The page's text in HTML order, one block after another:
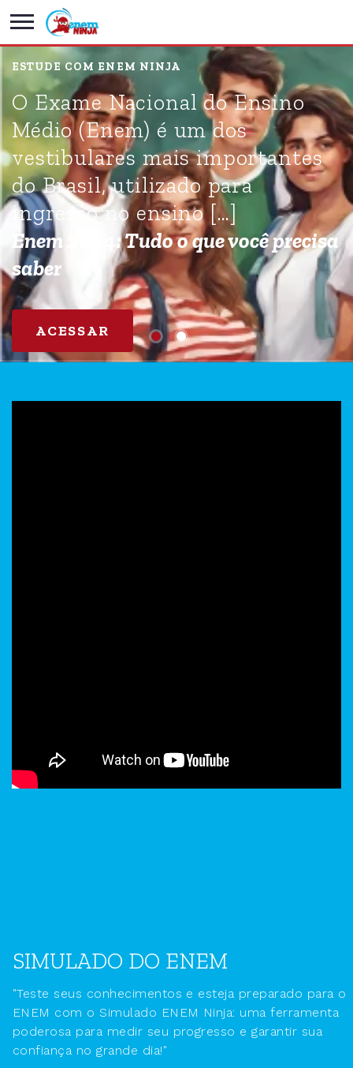
ESTUDE COM ENEM NINJA
O Exame Nacional do Ensino
Médio (Enem) é um dos
vestibulares mais importantes
do Brasil, utilizado para
ingresso no ensino […]
Enem 2024: Tudo o que você precisa
saber
ACESSAR
SIMULADO DO ENEM
"Teste seus conhecimentos e esteja preparado para o
ENEM com o Simulado ENEM Ninja: uma ferramenta
poderosa para medir seu progresso e garantir sua
confiança no grande dia!"